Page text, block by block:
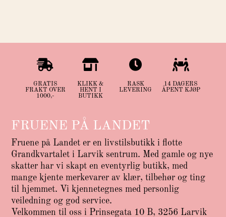

GRATIS
FRAKT OVER
1000,-

KLIKK &
HENT I
BUTIKK

RASK
LEVERING

14 DAGERS
ÅPENT KJØP
FRUENE PÅ LANDET
Fruene på Landet er en livstilsbutikk i flotte
Grandkvartalet i Larvik sentrum. Med gamle og nye
skatter har vi skapt en eventyrlig butikk, med
mange kjente merkevarer av klær, tilbehør og ting
til hjemmet. Vi kjennetegnes med personlig
veiledning og god service.
Velkommen til oss i Prinsegata 10 B, 3256 Larvik